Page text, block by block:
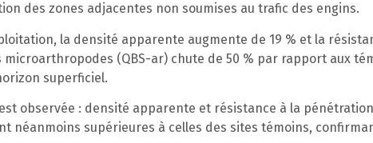
des zones adjacentes non soumises au trafic des engins.
la densité apparente augmente de 19 % et la
(QBS-ar) chute de 50 % par rapport aux
superficiel.
observée : densité apparente et résistance à la pénétration
néanmoins supérieures à celles des sites témoins,